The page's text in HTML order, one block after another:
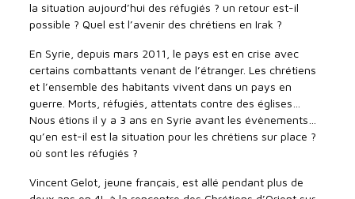
la situation aujourd’hui des réfugiés ? un retour est-il
possible ? Quel est l’avenir des chrétiens en Irak ?
En Syrie, depuis mars 2011, le pays est en crise avec
certains combattants venant de l’étranger. Les chrétiens
et l’ensemble des habitants vivent dans un pays en
guerre. Morts, réfugiés, attentats contre des églises…
Nous étions il y a 3 ans en Syrie avant les évènements…
qu’en est-il est la situation pour les chrétiens sur place ?
où sont les réfugiés ?
Vincent Gelot, jeune français, est allé pendant plus de